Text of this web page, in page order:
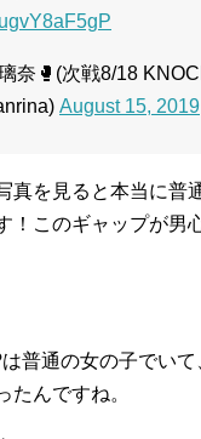
奈🥊(次戦8/18
August 15, 2019
真を見ると本当に普
！このギャップが男
普通の女の子でい
たんですね。